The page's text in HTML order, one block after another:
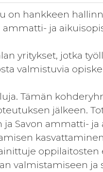
on hankkeen
ja
yritykset, jotka
valmistuvia
Tämän
jälkeen.
Savon ammatti-
oppilaitosten
valmistamiseen